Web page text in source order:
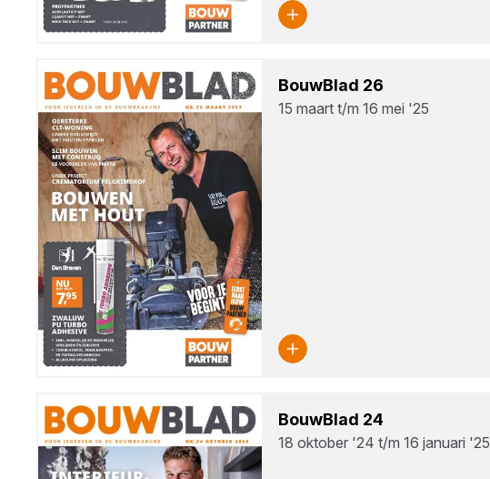
Bouw­Blad 26
15 maart t/m 16 mei '25
Bouw­Blad 24
18 oktober '24 t/m 16 januari '25